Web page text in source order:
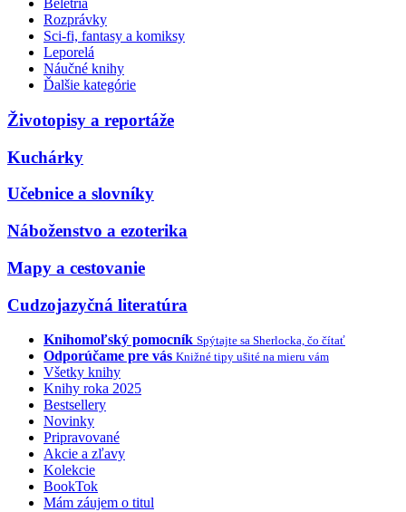
Beletria
Rozprávky
Sci-fi, fantasy a komiksy
Leporelá
Náučné knihy
Ďalšie kategórie
Životopisy a reportáže
Kuchárky
Učebnice a slovníky
Náboženstvo a ezoterika
Mapy a cestovanie
Cudzojazyčná literatúra
Knihomoľský pomocník Spýtajte sa Sherlocka, čo čítať
Odporúčame pre vás Knižné tipy ušité na mieru vám
Všetky knihy
Knihy roka 2025
Bestsellery
Novinky
Pripravované
Akcie a zľavy
Kolekcie
BookTok
Mám záujem o titul